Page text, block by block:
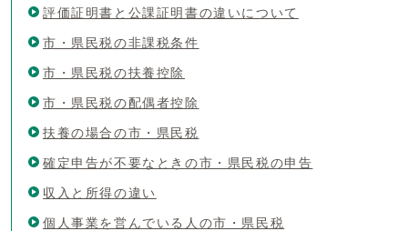
評価証明書と公課証明書の違いについて
市・県民税の非課税条件
市・県民税の扶養控除
市・県民税の配偶者控除
扶養の場合の市・県民税
確定申告が不要なときの市・県民税の申告
収入と所得の違い
個人事業を営んでいる人の市・県民税